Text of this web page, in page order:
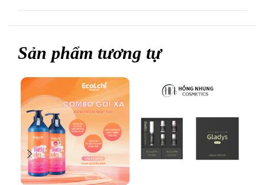
Sản phẩm tương tự